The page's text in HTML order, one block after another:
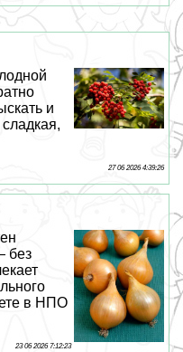
и
27 06 2026 4:39:26
без
в НПО
23 06 2026 7:12:23